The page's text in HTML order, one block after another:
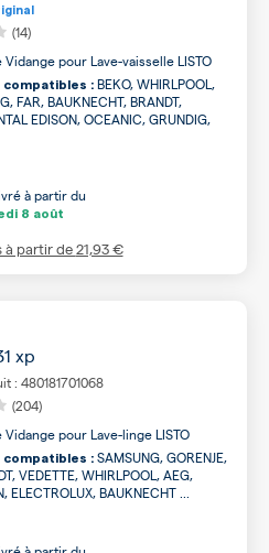
(14)
Vidange pour Lave-vaisselle LISTO
compatibles : BEKO, WHIRLPOOL,
FAR, BAUKNECHT, BRANDT,
EDISON, OCEANIC, GRUNDIG,
à partir du
8 août
à partir de21,93 €
xp
: 480181701068
(204)
Vidange pour Lave-linge LISTO
compatibles : SAMSUNG, GORENJE,
VEDETTE, WHIRLPOOL, AEG,
ELECTROLUX, BAUKNECHT ...